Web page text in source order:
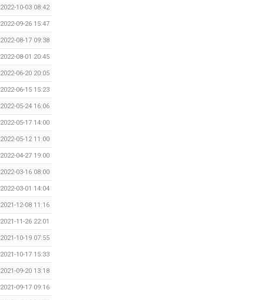
2022-10-03 08:42
2022-09-26 15:47
2022-08-17 09:38
2022-08-01 20:45
2022-06-20 20:05
2022-06-15 15:23
2022-05-24 16:06
2022-05-17 14:00
2022-05-12 11:00
2022-04-27 19:00
2022-03-16 08:00
2022-03-01 14:04
2021-12-08 11:16
2021-11-26 22:01
2021-10-19 07:55
2021-10-17 15:33
2021-09-20 13:18
2021-09-17 09:16